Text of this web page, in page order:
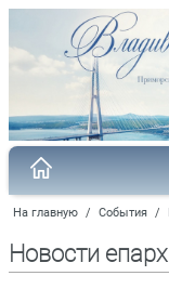
На главную / События /
Новости